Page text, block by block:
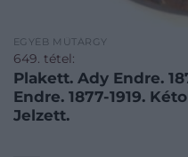
EGYÉB MŰTÁRGY
649. tétel:
Plakett. Ady Endre.
Endre. 1877-1919.
Jelzett.